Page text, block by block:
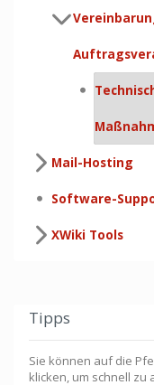
Mail-Hosting
Software-
XWiki Tools
Tipps
Sie können auf die
klicken, um schnell